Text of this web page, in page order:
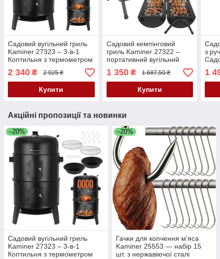
Садовий вугільний гриль
Kaminer 27323 – 3-в-1
Коптильня з термометром
2 340 ₴ 2 925 ₴
Купити
Садовий кемпінговий
гриль Kaminer 27322 –
портативний вугільний
гриль з кришкою,
термометром та 2
решітками
1 350₴ 1 687,50 ₴
Купити
з
1
Акційні пропозиції та новинки
–20%
Садовий вугільний гриль
Kaminer 27323 – 3-в-1
Коптильня з термометром
–20%
Гачки для копчення м'яса
Kaminer 25553 — набір 15
шт. з нержавіючої сталі